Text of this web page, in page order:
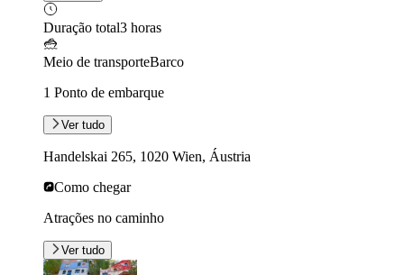
Duração total3 horas
Meio de transporteBarco
1 Ponto de embarque
Ver tudo
Handelskai 265, 1020 Wien, Áustria
Como chegar
Atrações no caminho
Ver tudo